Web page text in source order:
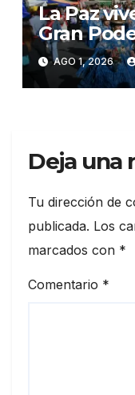
La Paz
Gran
AGO 1, 2026
Deja una
Tu dirección de
publicada. Los
marcados con *
Comentario *